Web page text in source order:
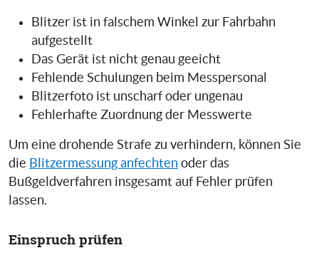
Blitzer ist in falschem Winkel zur Fahrbahn
aufgestellt
Das Gerät ist nicht genau geeicht
Fehlende Schulungen beim Messpersonal
Blitzerfoto ist unscharf oder ungenau
Fehlerhafte Zuordnung der Messwerte
Um eine drohende Strafe zu verhindern, können Sie
die Blitzermessung anfechten oder das
Bußgeldverfahren insgesamt auf Fehler prüfen
lassen.
Einspruch prüfen